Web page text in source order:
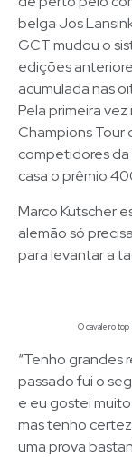
belga Jos
GCT mudou o
edições
acumulada nas
Pela primeira
Champions Tour
competidores
casa o prêmio
Marco Kutscher
alemão só
para levantar a
O cavaleiro top
“Tenho grandes
passado fui o
e eu gostei
mas tenho
uma prova